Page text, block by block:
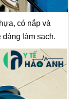
có nắp và
làm sạch.